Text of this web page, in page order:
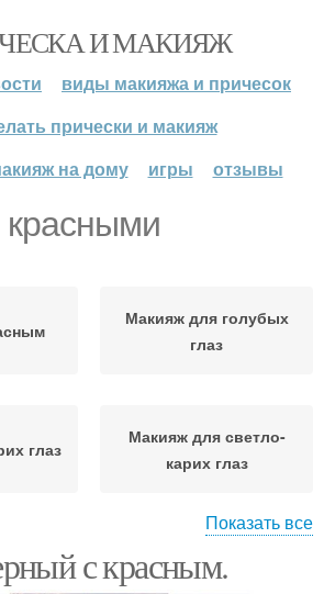
И МАКИЯЖ
виды макияжа и причесок
прически и макияж
на дому
игры отзывы
Макияж для голубых
глаз
глаз
Макияж для светло-
карих глаз
Красивый макияж
Показать все
с красным.